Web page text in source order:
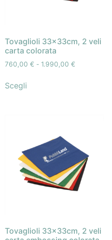
Tovaglioli 33x33cm, 2 veli
carta colorata
760,00 € - 1.990,00 €
Scegli
Tovaglioli 33x33cm, 2 veli